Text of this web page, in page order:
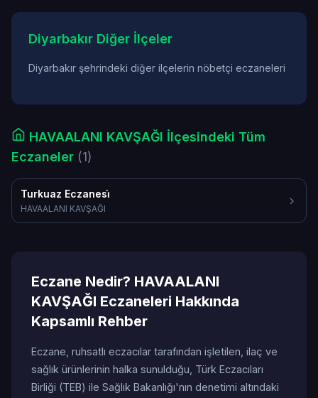
Diyarbakır Diğer İlçeler
Diyarbakır şehrindeki diğer ilçelerin nöbetçi eczaneleri
HAVAALANI KAVŞAĞI İlçesindeki Tüm
Eczaneler (1)
Turkuaz Eczanesi̇
HAVAALANI KAVŞAĞI
Eczane Nedir? HAVAALANI
KAVŞAĞI Eczaneleri Hakkında
Kapsamlı Rehber
Eczane, ruhsatlı eczacılar tarafından işletilen, ilaç ve
sağlık ürünlerinin halka sunulduğu, Türk Eczacıları
Birliği (TEB) ile Sağlık Bakanlığı'nın denetimi altındaki